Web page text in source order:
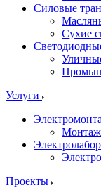
Силовые
Сухие
Услуги
Монтаж
Проекты